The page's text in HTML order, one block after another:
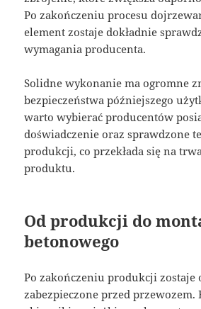
Po zakończeniu procesu
element zostaje dokładnie
wymagania producenta.
Solidne wykonanie ma ogromne
bezpieczeństwa późniejszego
warto wybierać producentów
doświadczenie oraz sprawdzone
produkcji, co przekłada się na
produktu.
Od produkcji do
betonowego
Po zakończeniu produkcji zostaje
zabezpieczone przed przewozem.